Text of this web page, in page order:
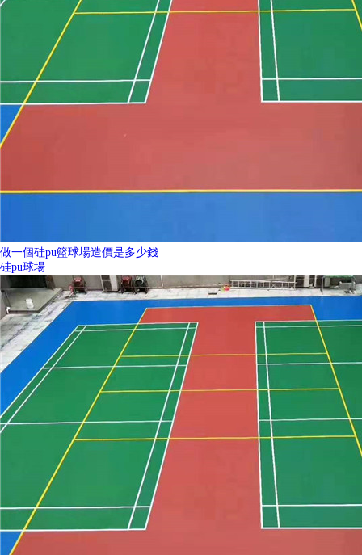
做一個硅pu籃球場造價是多少錢
硅pu球場